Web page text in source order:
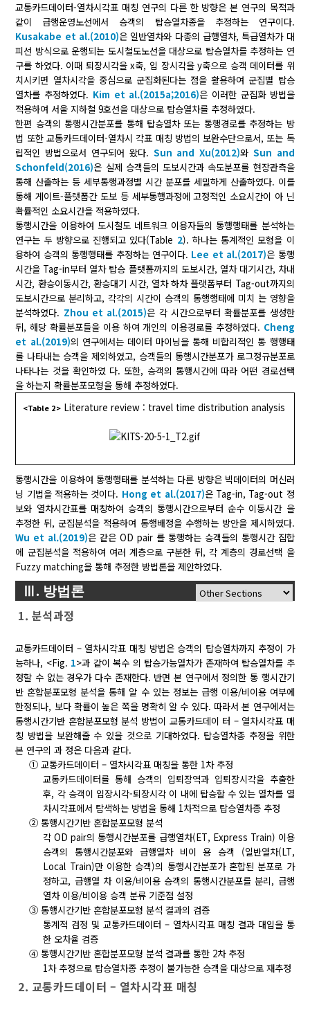
교통카드데이터-열차시각표 매칭 연구의 다른 한 방향은 본 연구의 목적과
같이 급행운영노선에서 승객의 탑승열차종을 추정하는 연구이다.
Kusakabe et al.(2010)은 일반열차와 다종의 급행열차, 특급열차가 대
피선 방식으로 운행되는 도시철도노선을 대상으로 탑승열차를 추정하는 연
구를 하였다. 이때 퇴장시각을 x축, 입 장시각을 y축으로 승객 데이터를 위
치시키면 열차시각을 중심으로 군집화된다는 점을 활용하여 군집별 탑승
열차를 추정하였다. Kim et al.(2015a;2016)은 이러한 군집화 방법을
적용하여 서울 지하철 9호선을 대상으로 탑승열차를 추정하였다.
한편 승객의 통행시간분포를 통해 탑승열차 또는 통행경로를 추정하는 방
법 또한 교통카드데이터-열차시 각표 매칭 방법의 보완수단으로서, 또는 독
립적인 방법으로서 연구되어 왔다. Sun and Xu(2012)와 Sun and
Schonfeld(2016)은 실제 승객들의 도보시간과 속도분포를 현장관측을
통해 산출하는 등 세부통행과정별 시간 분포를 세밀하게 산출하였다. 이를
통해 게이트-플랫폼간 도보 등 세부통행과정에 고정적인 소요시간이 아 닌
확률적인 소요시간을 적용하였다.
통행시간을 이용하여 도시철도 네트워크 이용자들의 통행행태를 분석하는
연구는 두 방향으로 진행되고 있다(Table 2). 하나는 통계적인 모형을 이
용하여 승객의 통행행태를 추정하는 연구이다. Lee et al.(2017)은 통행
시간을 Tag-in부터 열차 탑승 플랫폼까지의 도보시간, 열차 대기시간, 차내
시간, 환승이동시간, 환승대기 시간, 열차 하차 플랫폼부터 Tag-out까지의
도보시간으로 분리하고, 각각의 시간이 승객의 통행행태에 미치 는 영향을
분석하였다. Zhou et al.(2015)은 각 시간으로부터 확률분포를 생성한
뒤, 해당 확률분포들을 이용 하여 개인의 이용경로를 추정하였다. Cheng
et al.(2019)의 연구에서는 데이터 마이닝을 통해 비합리적인 통 행행태
를 나타내는 승객을 제외하였고, 승객들의 통행시간분포가 로그정규분포로
나타나는 것을 확인하였 다. 또한, 승객의 통행시간에 따라 어떤 경로선택
을 하는지 확률분포모형을 통해 추정하였다.
<Table 2> Literature review : travel time distribution analysis
통행시간을 이용하여 통행행태를 분석하는 다른 방향은 빅데이터의 머신러
닝 기법을 적용하는 것이다. Hong et al.(2017)은 Tag-in, Tag-out 정
보와 열차시간표를 매칭하여 승객의 통행시간으로부터 순수 이동시간 을
추정한 뒤, 군집분석을 적용하여 통행배정을 수행하는 방안을 제시하였다.
Wu et al.(2019)은 같은 OD pair 를 통행하는 승객들의 통행시간 집합
에 군집분석을 적용하여 여러 계층으로 구분한 뒤, 각 계층의 경로선택 을
Fuzzy matching을 통해 추정한 방법론을 제안하였다.
Ⅲ. 방법론
1. 분석과정
교통카드데이터 – 열차시각표 매칭 방법은 승객의 탑승열차까지 추정이 가
능하나, <Fig. 1>과 같이 복수 의 탑승가능열차가 존재하여 탑승열차를 추
정할 수 없는 경우가 다수 존재한다. 반면 본 연구에서 정의한 통 행시간기
반 혼합분포모형 분석을 통해 알 수 있는 정보는 급행 이용/비이용 여부에
한정되나, 보다 확률이 높은 쪽을 명확히 알 수 있다. 따라서 본 연구에서는
통행시간기반 혼합분포모형 분석 방법이 교통카드데이 터 – 열차시각표 매
칭 방법을 보완해줄 수 있을 것으로 기대하였다. 탑승열차종 추정을 위한
본 연구의 과 정은 다음과 같다.
① 교통카드데이터 – 열차시각표 매칭을 통한 1차 추정
교통카드데이터를 통해 승객의 입퇴장역과 입퇴장시각을 추출한
후, 각 승객이 입장시각-퇴장시각 이 내에 탑승할 수 있는 열차를 열
차시각표에서 탐색하는 방법을 통해 1차적으로 탑승열차종 추정
② 통행시간기반 혼합분포모형 분석
각 OD pair의 통행시간분포를 급행열차(ET, Express Train) 이용
승객의 통행시간분포와 급행열차 비이 용 승객 (일반열차(LT,
Local Train)만 이용한 승객)의 통행시간분포가 혼합된 분포로 가
정하고, 급행열 차 이용/비이용 승객의 통행시간분포를 분리, 급행
열차 이용/비이용 승객 분류 기준점 설정
③ 통행시간기반 혼합분포모형 분석 결과의 검증
통계적 검정 및 교통카드데이터 – 열차시각표 매칭 결과 대입을 통
한 오차율 검증
④ 통행시간기반 혼합분포모형 분석 결과를 통한 2차 추정
1차 추정으로 탑승열차종 추정이 불가능한 승객을 대상으로 재추정
2. 교통카드데이터 – 열차시각표 매칭